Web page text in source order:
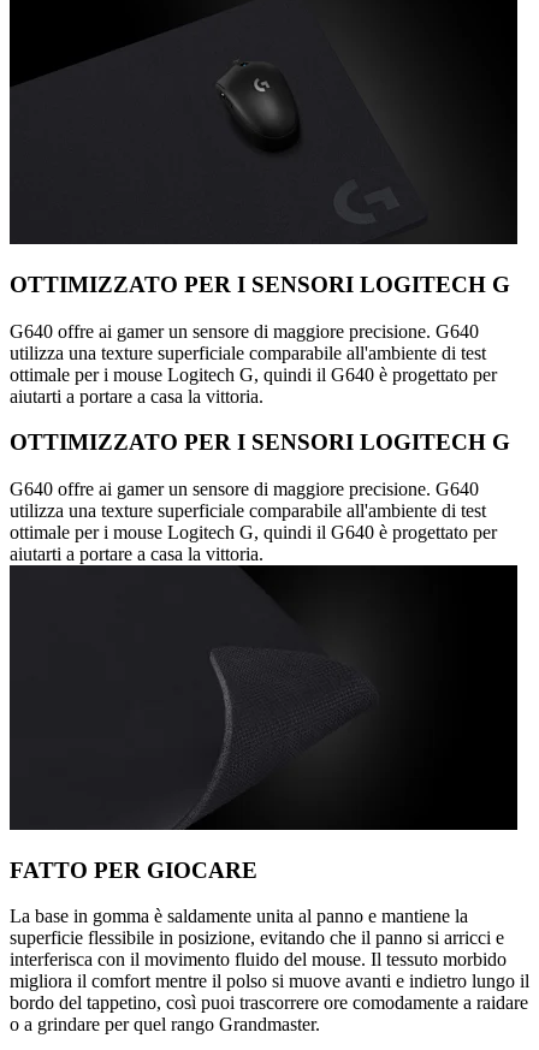
OTTIMIZZATO PER I SENSORI LOGITECH G
G640 offre ai gamer un sensore di maggiore precisione. G640
utilizza una texture superficiale comparabile all'ambiente di test
ottimale per i mouse Logitech G, quindi il G640 è progettato per
aiutarti a portare a casa la vittoria.
OTTIMIZZATO PER I SENSORI LOGITECH G
G640 offre ai gamer un sensore di maggiore precisione. G640
utilizza una texture superficiale comparabile all'ambiente di test
ottimale per i mouse Logitech G, quindi il G640 è progettato per
aiutarti a portare a casa la vittoria.
FATTO PER GIOCARE
La base in gomma è saldamente unita al panno e mantiene la
superficie flessibile in posizione, evitando che il panno si arricci e
interferisca con il movimento fluido del mouse. Il tessuto morbido
migliora il comfort mentre il polso si muove avanti e indietro lungo il
bordo del tappetino, così puoi trascorrere ore comodamente a raidare
o a grindare per quel rango Grandmaster.